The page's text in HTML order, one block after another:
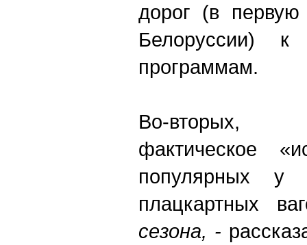
дорог (в
Белоруссии)
программам.
Во-вторых,
фактическое
популярных у
плацкартных
сезона, -